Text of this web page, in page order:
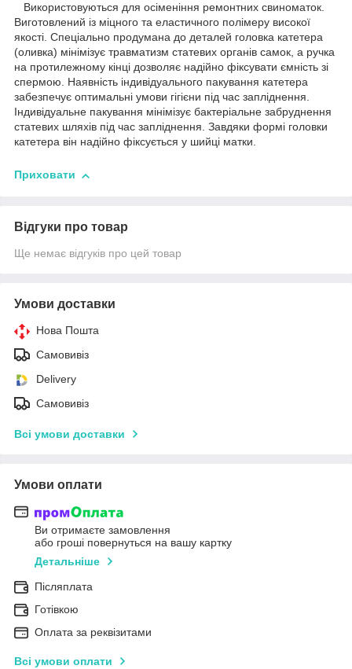
Використовуються для осіменіння ремонтних свиноматок.
Виготовлений із міцного та еластичного полімеру високої
якості. Спеціально продумана до деталей головка катетера
(оливка) мінімізує травматизм статевих органів самок, а ручка
на протилежному кінці дозволяє надійно фіксувати ємність зі
спермою. Наявність індивідуального пакування катетера
забезпечує оптимальні умови гігієни під час запліднення.
Індивідуальне пакування мінімізує бактеріальне забруднення
статевих шляхів під час запліднення. Завдяки формі головки
катетера він надійно фіксується у шийці матки.
Приховати
Відгуки про товар
Ще немає відгуків про цей товар
Умови доставки
Нова Пошта
Самовивіз
Delivery
Самовивіз
Всі умови доставки
Умови оплати
Ви отримаєте замовлення
або гроші повернуться на вашу картку
Детальніше
Післяплата
Готівкою
Оплата за реквізитами
Всі умови оплати